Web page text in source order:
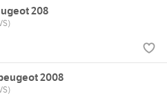
208
2008